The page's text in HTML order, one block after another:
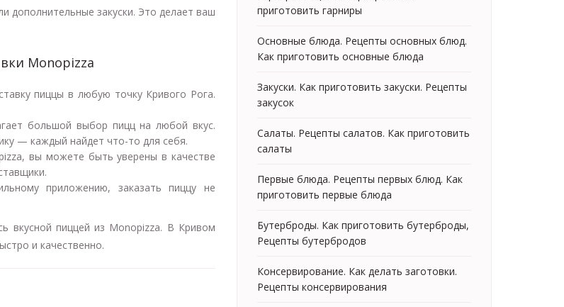
дополнительные закуски. Это делает ваш
Monopizza
пиццы в любую точку Кривого Рога.
большой выбор пицц на любой вкус.
— каждый найдет что-то для себя.
вы можете быть уверены в качестве
приложению, заказать пиццу не
вкусной пиццей из Monopizza. В Кривом
и качественно.
приготовить гарниры
Основные блюда. Рецепты основных блюд.
Как приготовить основные блюда
Закуски. Как приготовить закуски. Рецепты
закусок
Салаты. Рецепты салатов. Как приготовить
салаты
Первые блюда. Рецепты первых блюд. Как
приготовить первые блюда
Бутерброды. Как приготовить бутерброды,
Рецепты бутербродов
Консервирование. Как делать заготовки.
Рецепты консервирования